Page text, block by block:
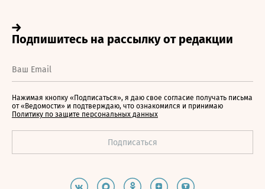
Нажимая кнопку «Подписаться», я даю свое согласие получать письма
от «Ведомости» и подтверждаю, что ознакомился и принимаю
Политику по защите персональных данных